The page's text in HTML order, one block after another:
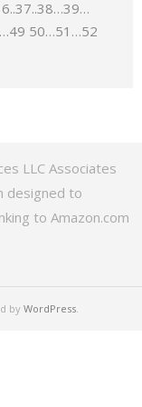
50…51…52
LLC Associates
designed to
to Amazon.com
by WordPress.